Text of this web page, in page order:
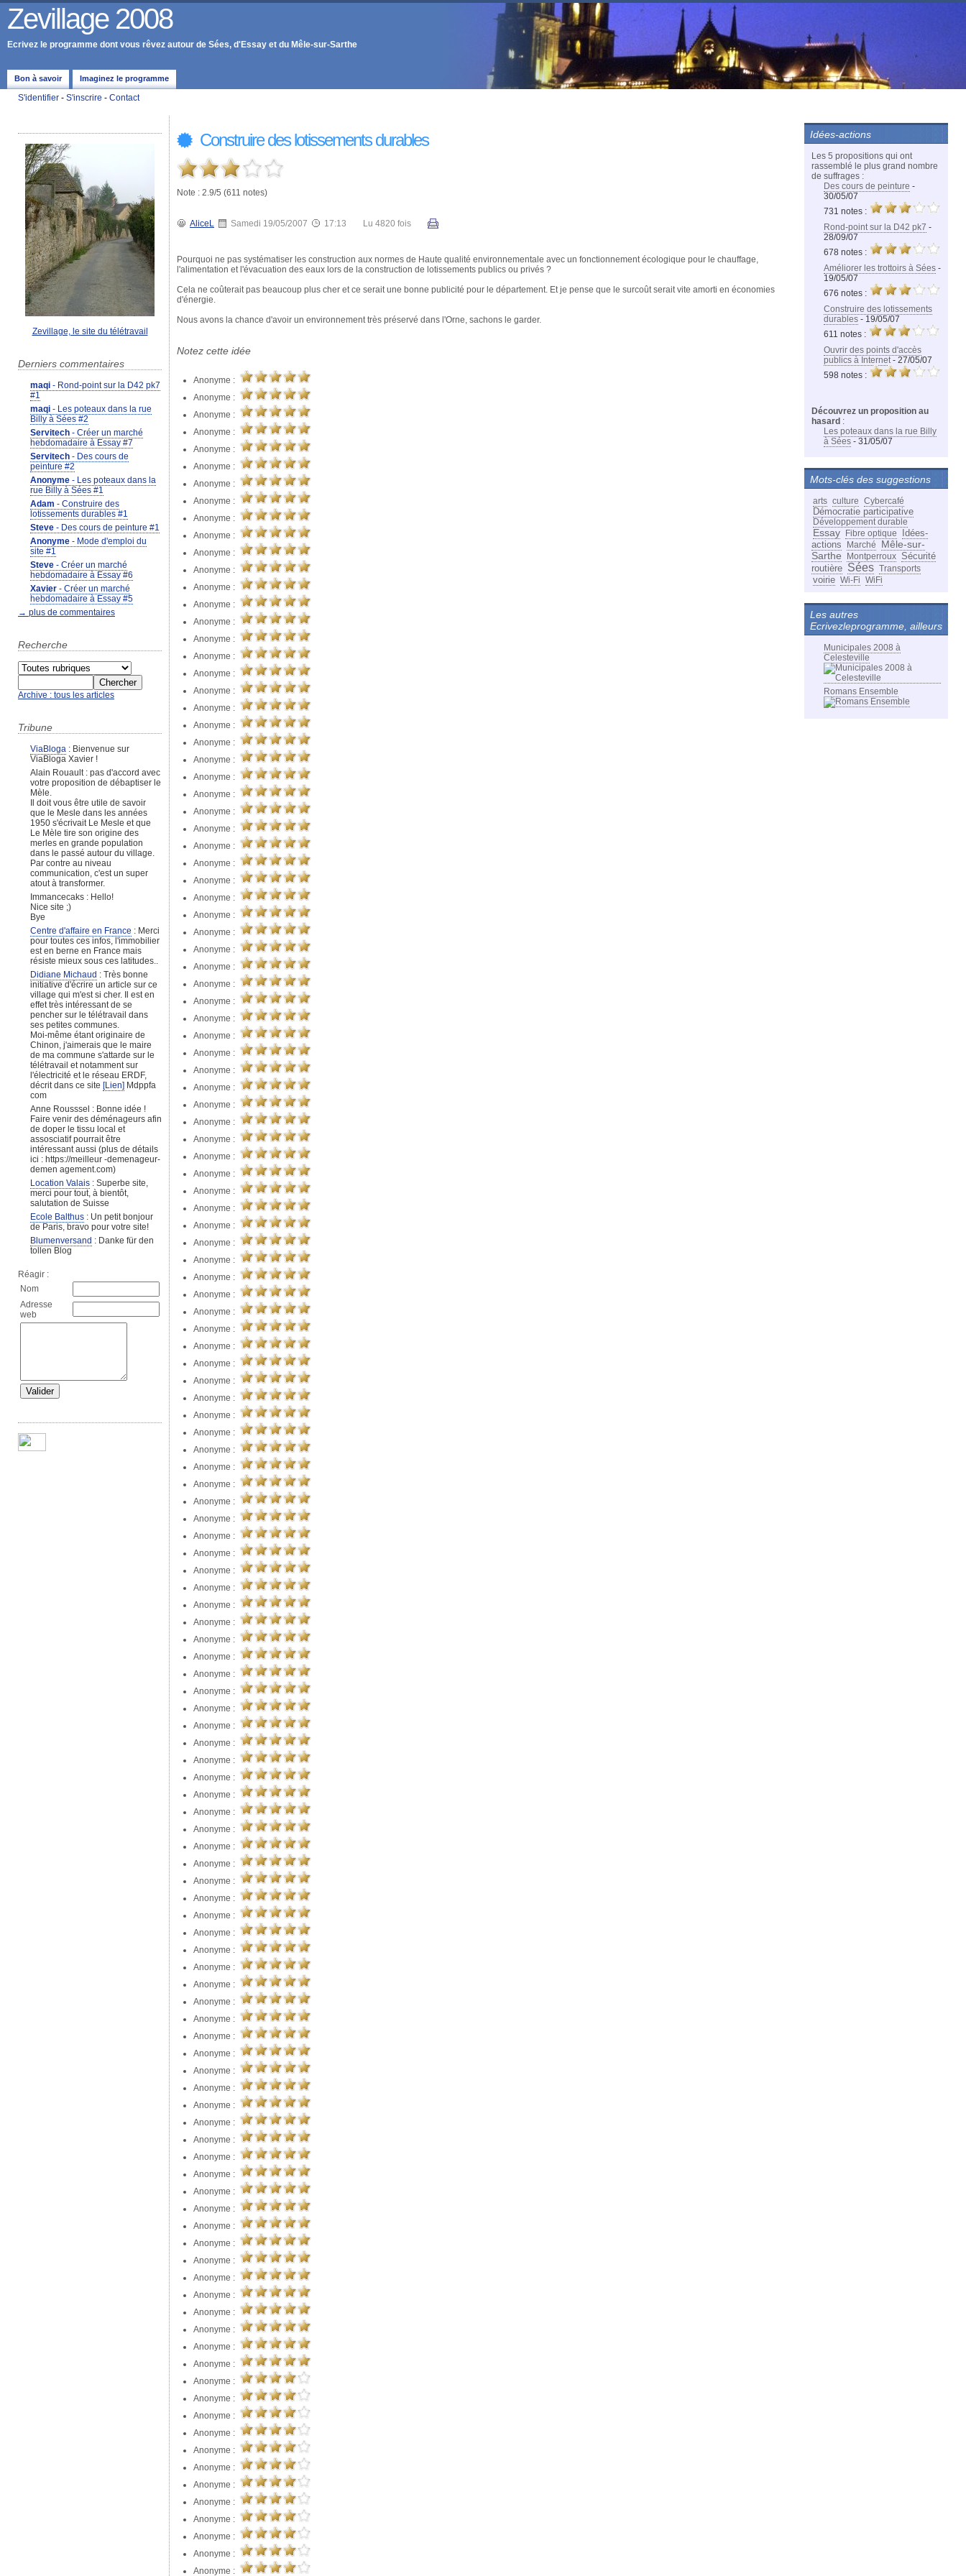
Zevillage 2008
Ecrivez le programme dont vous rêvez autour de Sées, d'Essay et du Mêle-sur-Sarthe
Bon à savoir Imaginez le programme
S'identifier - S'inscrire - Contact
Zevillage, le site du télétravail
Derniers commentaires
maqi - Rond-point sur la D42 pk7
#1
maqi - Les poteaux dans la rue
Billy à Sées #2
Servitech - Créer un marché
hebdomadaire à Essay #7
Servitech - Des cours de
peinture #2
Anonyme - Les poteaux dans la
rue Billy à Sées #1
Adam - Construire des
lotissements durables #1
Steve - Des cours de peinture #1
Anonyme - Mode d'emploi du
site #1
Steve - Créer un marché
hebdomadaire à Essay #6
Xavier - Créer un marché
hebdomadaire à Essay #5
→ plus de commentaires
Recherche
Archive : tous les articles
Tribune
ViaBloga : Bienvenue sur
ViaBloga Xavier !
Alain Rouault : pas d'accord avec
votre proposition de débaptiser le
Mèle.
Il doit vous être utile de savoir
que le Mesle dans les années
1950 s'écrivait Le Mesle et que
Le Mèle tire son origine des
merles en grande population
dans le passé autour du village.
Par contre au niveau
communication, c'est un super
atout à transformer.
Immancecaks : Hello!
Nice site ;)
Bye
Centre d'affaire en France : Merci
pour toutes ces infos, l'immobilier
est en berne en France mais
résiste mieux sous ces latitudes..
Didiane Michaud : Très bonne
initiative d'écrire un article sur ce
village qui m'est si cher. Il est en
effet très intéressant de se
pencher sur le télétravail dans
ses petites communes.
Moi-même étant originaire de
Chinon, j'aimerais que le maire
de ma commune s'attarde sur le
télétravail et notamment sur
l'électricité et le réseau ERDF,
décrit dans ce site [Lien] Mdppfa
com
Anne Rousssel : Bonne idée !
Faire venir des déménageurs afin
de doper le tissu local et
assosciatif pourrait être
intéressant aussi (plus de détails
ici : https://meilleur -demenageur-
demen agement.com)
Location Valais : Superbe site,
merci pour tout, à bientôt,
salutation de Suisse
Ecole Balthus : Un petit bonjour
de Paris, bravo pour votre site!
Blumenversand : Danke für den
tollen Blog
Réagir :
Nom
Adresse
web
Construire des lotissements durables
Note : 2.9/5 (611 notes)
AliceL Samedi 19/05/2007 17:13 Lu 4820 fois
Pourquoi ne pas systématiser les construction aux normes de Haute qualité environnementale avec un fonctionnement écologique pour le chauffage,
l'alimentation et l'évacuation des eaux lors de la construction de lotissements publics ou privés ?
Cela ne coûterait pas beaucoup plus cher et ce serait une bonne publicité pour le département. Et je pense que le surcoût serait vite amorti en économies
d'énergie.
Nous avons la chance d'avoir un environnement très préservé dans l'Orne, sachons le garder.
Notez cette idée
Anonyme :
Anonyme :
Anonyme :
Anonyme :
Anonyme :
Anonyme :
Anonyme :
Anonyme :
Anonyme :
Anonyme :
Anonyme :
Anonyme :
Anonyme :
Anonyme :
Anonyme :
Anonyme :
Anonyme :
Anonyme :
Anonyme :
Anonyme :
Anonyme :
Anonyme :
Anonyme :
Anonyme :
Anonyme :
Anonyme :
Anonyme :
Anonyme :
Anonyme :
Anonyme :
Anonyme :
Anonyme :
Anonyme :
Anonyme :
Anonyme :
Anonyme :
Anonyme :
Anonyme :
Anonyme :
Anonyme :
Anonyme :
Anonyme :
Anonyme :
Anonyme :
Anonyme :
Anonyme :
Anonyme :
Anonyme :
Anonyme :
Anonyme :
Anonyme :
Anonyme :
Anonyme :
Anonyme :
Anonyme :
Anonyme :
Anonyme :
Anonyme :
Anonyme :
Anonyme :
Anonyme :
Anonyme :
Anonyme :
Anonyme :
Anonyme :
Anonyme :
Anonyme :
Anonyme :
Anonyme :
Anonyme :
Anonyme :
Anonyme :
Anonyme :
Anonyme :
Anonyme :
Anonyme :
Anonyme :
Anonyme :
Anonyme :
Anonyme :
Anonyme :
Anonyme :
Anonyme :
Anonyme :
Anonyme :
Anonyme :
Anonyme :
Anonyme :
Anonyme :
Anonyme :
Anonyme :
Anonyme :
Anonyme :
Anonyme :
Anonyme :
Anonyme :
Anonyme :
Anonyme :
Anonyme :
Anonyme :
Anonyme :
Anonyme :
Anonyme :
Anonyme :
Anonyme :
Anonyme :
Anonyme :
Anonyme :
Anonyme :
Anonyme :
Anonyme :
Anonyme :
Anonyme :
Anonyme :
Anonyme :
Anonyme :
Anonyme :
Anonyme :
Anonyme :
Anonyme :
Anonyme :
Anonyme :
Anonyme :
Anonyme :
Anonyme :
Anonyme :
Anonyme :
Anonyme :
Idées-actions
Les 5 propositions qui ont
rassemblé le plus grand nombre
de suffrages :
Des cours de peinture -
30/05/07
731 notes :
Rond-point sur la D42 pk7 -
28/09/07
678 notes :
Améliorer les trottoirs à Sées -
19/05/07
676 notes :
Construire des lotissements
durables - 19/05/07
611 notes :
Ouvrir des points d'accès
publics à Internet- 27/05/07
598 notes :
Découvrez un proposition au
hasard :
Les poteaux dans la rue Billy
à Sées - 31/05/07
Mots-clés des suggestions
arts culture Cybercafé
Démocratie participative
Développement durable
Essay Fibre optique
Idées-
actions
Marché
Mêle-sur-
Sarthe
Montperroux Sécurité
routière Sées Transports
voirie Wi-Fi WiFi
Les autres
Ecrivezleprogramme, ailleurs
Municipales 2008 à
Celesteville
Romans Ensemble